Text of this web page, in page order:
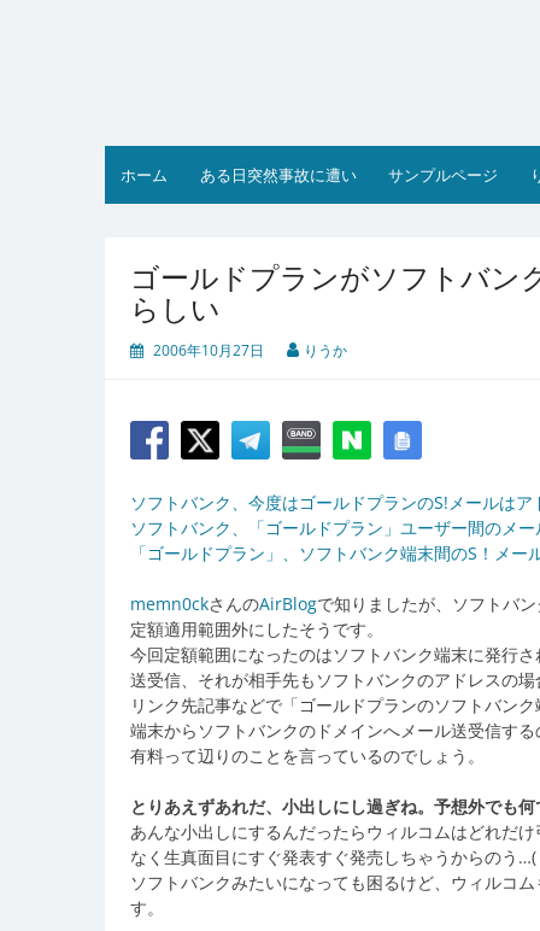
ホーム ある日突然事故に遭い サンプルページ
ゴールドプランがソフトバン
らしい
2006年10月27日 りうか
ソフトバンク、今度はゴールドプランのS!メールは
ソフトバンク、「ゴールドプラン」ユーザー間のメ
「ゴールドプラン」、ソフトバンク端末間のS！メ
memn0ckさんのAirBlogで知りましたが、ソフトバ
定額適用範囲外にしたそうです。
今回定額範囲になったのはソフトバンク端末に発
送受信、それが相手先もソフトバンクのアドレスの
リンク先記事などで「ゴールドプランのソフトバン
端末からソフトバンクのドメインへメール送受信す
有料って辺りのことを言っているのでしょう。
とりあえずあれだ、小出しにし過ぎね。予想外でも
あんな小出しにするんだったらウィルコムはどれだ
なく生真面目にすぐ発表すぐ発売しちゃうからのう
ソフトバンクみたいになっても困るけど、ウィルコ
す。